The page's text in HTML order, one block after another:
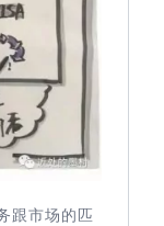
跟市场的匹